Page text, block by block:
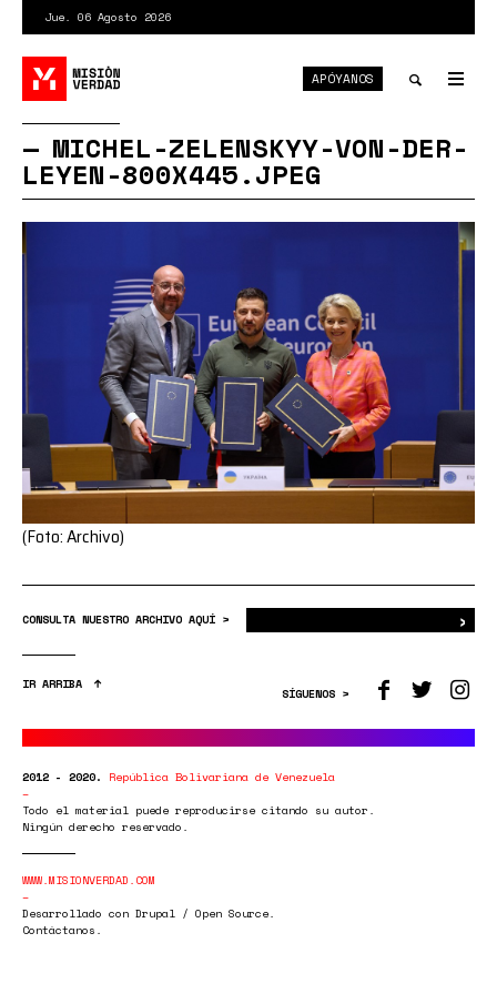
contenido
principal
Jue. 06 Agosto 2026
APÓYANOS
MICHEL-ZELENSKYY-VON-DER-
LEYEN-800X445.JPEG
(Foto: Archivo)
CONSULTA NUESTRO ARCHIVO AQUÍ > ›
IR ARRIBA
SÍGUENOS >
2012 - 2020. República Bolivariana de Venezuela
Todo el material puede reproducirse citando su autor.
Ningún derecho reservado.
WWW.MISIONVERDAD.COM
Desarrollado con Drupal / Open Source.
Contáctanos.